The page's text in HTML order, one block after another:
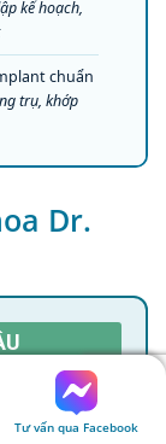
kế hoạch,
chuẩn
trụ, khớp
Dr.
Việt Nam
Tư vấn qua Facebook